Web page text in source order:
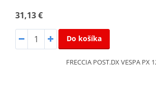
31,13 €
Do košíka
FRECCIA POST.DX VESPA PX